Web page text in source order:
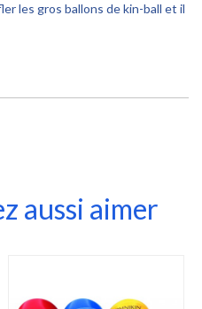
les gros ballons de kin-ball et il
aussi aimer